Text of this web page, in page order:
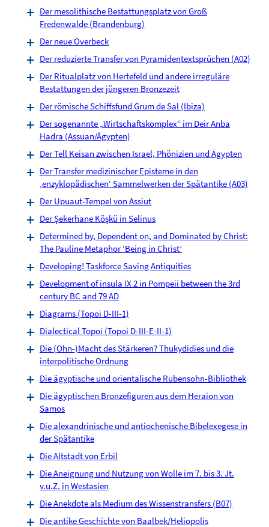
Der mesolithische Bestattungsplatz von Groß
Fredenwalde (Brandenburg)
Der neue Overbeck
Der reduzierte Transfer von Pyramidentextsprüchen (A02)
Der Ritualplatz von Hertefeld und andere irreguläre
Bestattungen der jüngeren Bronzezeit
Der römische Schiffsfund Grum de Sal (Ibiza)
Der sogenannte „Wirtschaftskomplex“ im Deir Anba
Hadra (Assuan/Ägypten)
Der Tell Keisan zwischen Israel, Phönizien und Ägypten
Der Transfer medizinischer Episteme in den
‚enzyklopädischen‘ Sammelwerken der Spätantike (A03)
Der Upuaut-Tempel von Assiut
Der Şekerhane Köşkü in Selinus
Determined by, Dependent on, and Dominated by Christ:
The Pauline Metaphor ‘Being in Christ’
Developing! Taskforce Saving Antiquities
Development of insula IX 2 in Pompeii between the 3rd
century BC and 79 AD
Diagrams (Topoi D-III-1)
Dialectical Topoi (Topoi D-III-E-II-1)
Die (Ohn-)Macht des Stärkeren? Thukydidies und die
interpolitische Ordnung
Die ägyptische und orientalische Rubensohn-Bibliothek
Die ägyptischen Bronzefiguren aus dem Heraion von
Samos
Die alexandrinische und antiochenische Bibelexegese in
der Spätantike
Die Altstadt von Erbil
Die Aneignung und Nutzung von Wolle im 7. bis 3. Jt.
v.u.Z. in Westasien
Die Anekdote als Medium des Wissenstransfers (B07)
Die antike Geschichte von Baalbek/Heliopolis